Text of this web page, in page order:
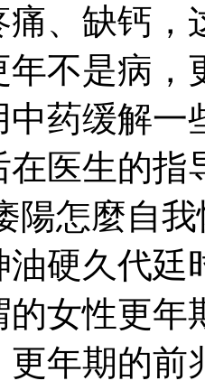
痛、缺钙，
年不是病
中药缓解一
医生的指
陽怎麼自
油硬久代廷
女性更年
更年期的前